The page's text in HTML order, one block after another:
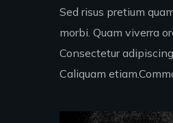
Sed risus pretium
morbi. Quam viverra
Consectetur
Caliquam